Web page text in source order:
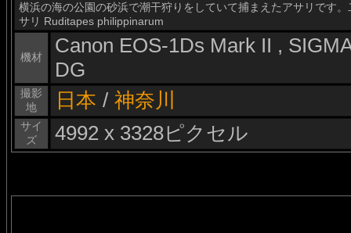
横浜の海の公園の砂浜で潮干狩りをしていて捕まえたアサリです
サリ Ruditapes philippinarum
機材
Canon EOS-1Ds Mark II ,
DG
撮影
地
日本 / 神奈川
サイ
ズ
4992 x 3328ピクセル